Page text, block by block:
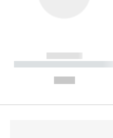
------------
----------- ----------- ----------